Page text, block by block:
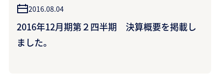
2016.08.04
2016年12月期第２四半期 決算概要を掲載し
ました。